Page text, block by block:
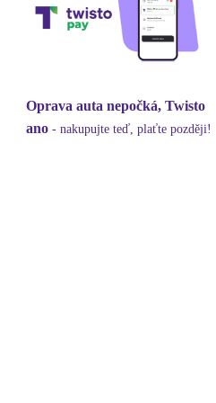
Oprava auta nepočká, Twisto
ano - nakupujte teď, plaťte později!